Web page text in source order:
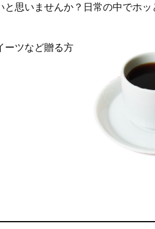
思いませんか？日常の中でホ
ーツなど贈る方